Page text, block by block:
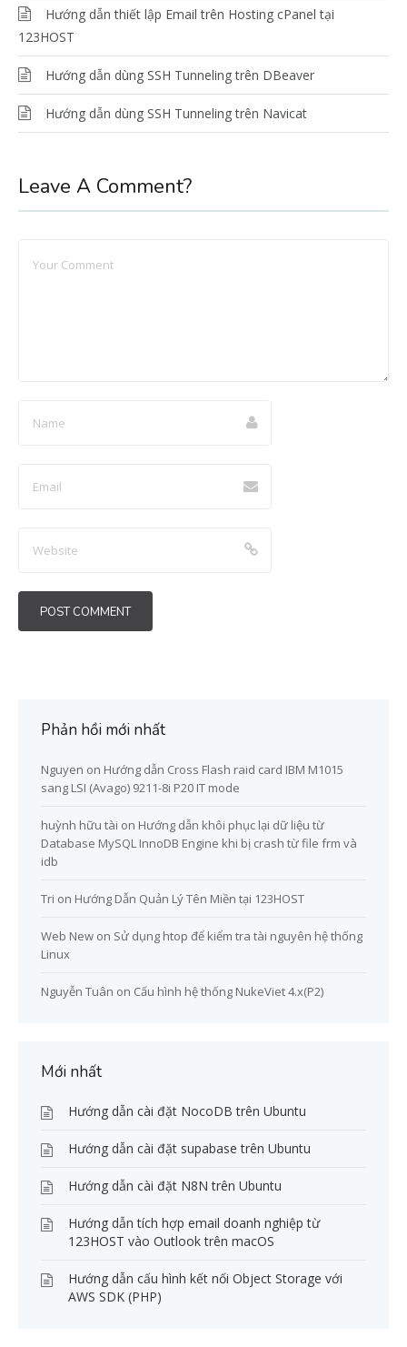
Hướng dẫn thiết lập Email trên Hosting cPanel tại
123HOST
Hướng dẫn dùng SSH Tunneling trên DBeaver
Hướng dẫn dùng SSH Tunneling trên Navicat
Leave A Comment?
Phản hồi mới nhất
Nguyen on Hướng dẫn Cross Flash raid card IBM M1015
sang LSI (Avago) 9211-8i P20 IT mode
huỳnh hữu tài on Hướng dẫn khôi phục lại dữ liệu từ
Database MySQL InnoDB Engine khi bị crash từ file frm và
idb
Tri on Hướng Dẫn Quản Lý Tên Miền tại 123HOST
Web New on Sử dụng htop để kiểm tra tài nguyên hệ thống
Linux
Nguyễn Tuân on Cấu hình hệ thống NukeViet 4.x(P2)
Mới nhất
Hướng dẫn cài đặt NocoDB trên Ubuntu
Hướng dẫn cài đặt supabase trên Ubuntu
Hướng dẫn cài đặt N8N trên Ubuntu
Hướng dẫn tích hợp email doanh nghiệp từ
123HOST vào Outlook trên macOS
Hướng dẫn cấu hình kết nối Object Storage với
AWS SDK (PHP)